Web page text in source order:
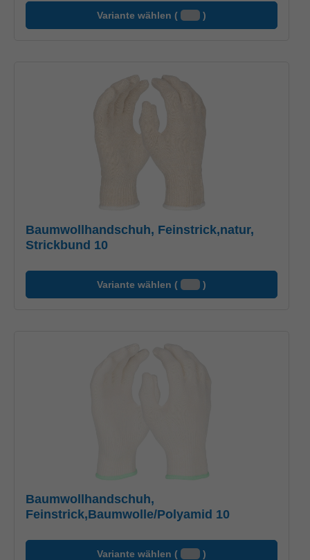
Variante wählen ( )
Baumwollhandschuh, Feinstrick,natur,
Strickbund 10
Variante wählen ( )
Baumwollhandschuh,
Feinstrick,Baumwolle/Polyamid 10
Variante wählen ( )